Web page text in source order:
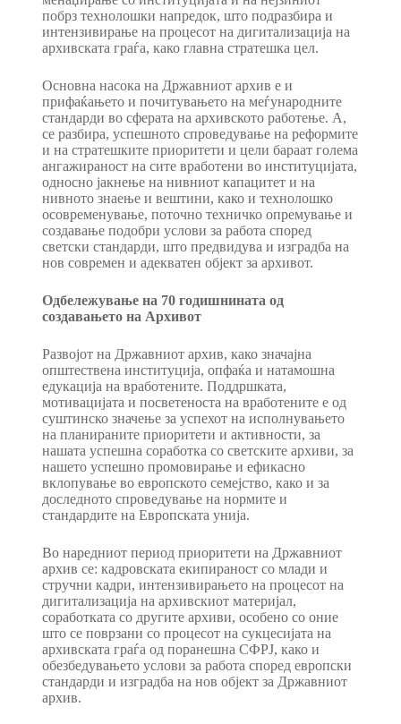
побрз технолошки напредок, што подразбира и
интензивирање на процесот на дигитализација на
архивската граѓа, како главна стратешка цел.
Основна насока на Државниот архив е и
прифаќањето и почитувањето на меѓународните
стандарди во сферата на архивското работење. А,
се разбира, успешното спроведување на реформите
и на стратешките приоритети и цели бараат голема
ангажираност на сите вработени во институцијата,
односно јакнење на нивниот капацитет и на
нивното знаење и вештини, како и технолошко
осовременување, поточно техничко опремување и
создавање подобри услови за работа според
светски стандарди, што предвидува и изградба на
нов современ и адекватен објект за архивот.
Одбележување на 70 годишнината од
создавањето на Архивот
Развојот на Државниот архив, како значајна
општествена институција, опфаќа и натамошна
едукација на вработените. Поддршката,
мотивацијата и посветеноста на вработените е од
суштинско значење за успехот на исполнувањето
на планираните приоритети и активности, за
нашата успешна соработка со светските архиви, за
нашето успешно промовирање и ефикасно
вклопување во европското семејство, како и за
доследното спроведување на нормите и
стандардите на Европската унија.
Во наредниот период приоритети на Државниот
архив се: кадровската екипираност со млади и
стручни кадри, интензивирањето на процесот на
дигитализација на архивскиот материјал,
соработката со другите архиви, особено со оние
што се поврзани со процесот на сукцесијата на
архивската граѓа од поранешна СФРЈ, како и
обезбедувањето услови за работа според европски
стандарди и изградба на нов објект за Државниот
архив.